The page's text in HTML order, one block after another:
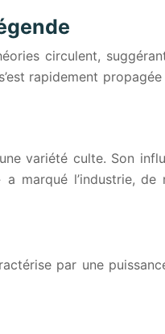
circulent,
rapidement
variété culte. Son
marqué l’industrie,
par une